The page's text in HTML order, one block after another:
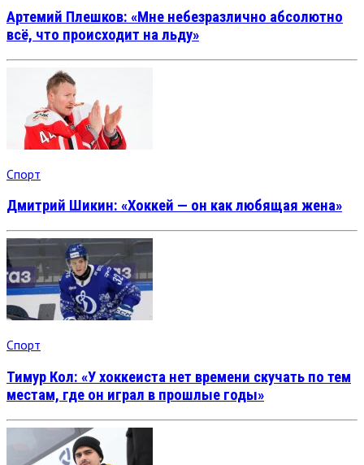
Артемий Плешков: «Мне небезразлично абсолютно
всё, что происходит на льду»
Спорт
Дмитрий Шикин: «Хоккей — он как любящая жена»
Спорт
Тимур Кол: «У хоккеиста нет времени скучать по тем
местам, где он играл в прошлые годы»